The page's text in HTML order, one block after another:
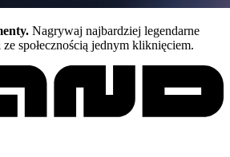
Nagrywaj najbardziej legendarne
społecznością jednym kliknięciem.